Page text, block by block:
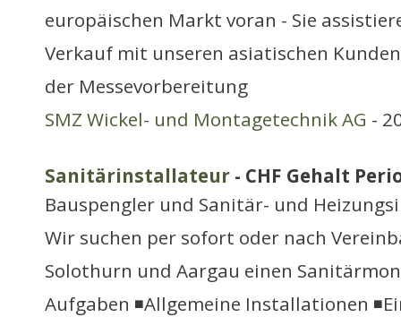
europäischen Markt voran - Sie
Verkauf mit unseren asiatischen
der Messevorbereitung
SMZ Wickel- und Montagetechnik AG -
Sanitärinstallateur - CHF Gehalt
Bauspengler und Sanitär- und
Wir suchen per sofort oder nach
Solothurn und Aargau einen
Aufgaben ◾Allgemeine Installationen